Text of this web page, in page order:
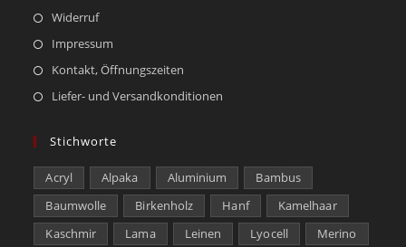
Widerruf
Impressum
Kontakt, Öffnungszeiten
Liefer- und Versandkonditionen
Stichworte
Acryl Alpaka Aluminium
Bambus
Baumwolle
Birkenholz Hanf
Kamelhaar
Kaschmir
Lama Leinen Lyocell
Merino